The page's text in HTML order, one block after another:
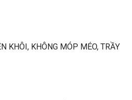
KHÔI, KHÔNG MÓP MÉO, TRẦY